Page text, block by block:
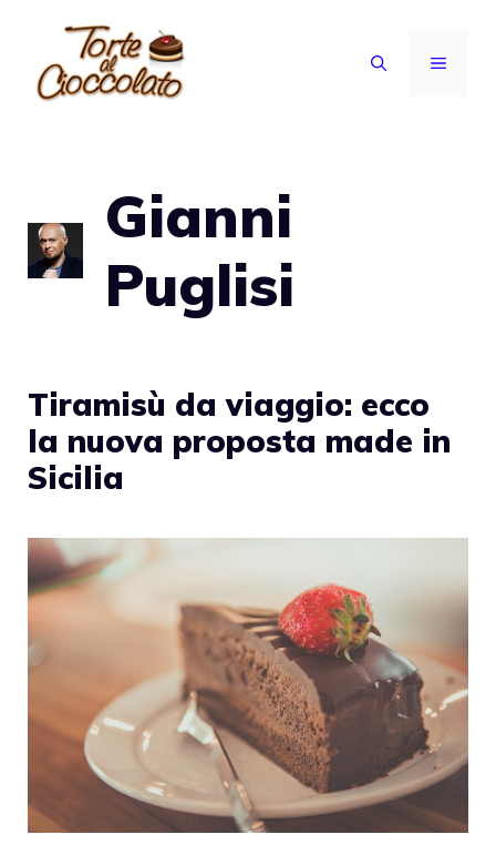
contenuto
MENU
Gianni
Puglisi
Tiramisù da viaggio: ecco
la nuova proposta made in
Sicilia